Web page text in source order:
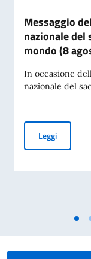
Messaggio
nazionale
mondo (8
In occasione
nazionale del
Leggi